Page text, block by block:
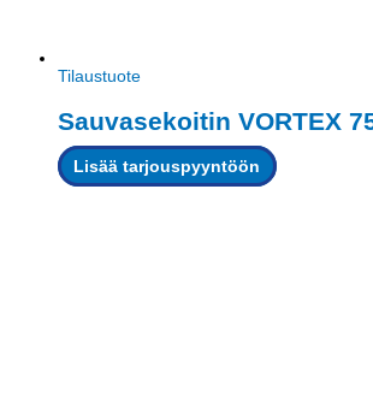
Tilaustuote
Sauvasekoitin VORTEX
Lisää tarjouspyyntöön